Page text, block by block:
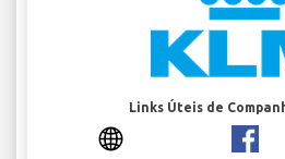
Links Úteis de